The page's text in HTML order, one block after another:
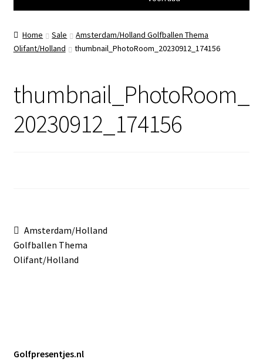
Golfbenodigdheden
Gadgets
Sale
Home Sale
Amsterdam/Holland Golfballen Thema
Olifant/Holland
thumbnail_PhotoRoom_20230912_174156
thumbnail_PhotoRoom_
20230912_174156
Bericht
navigatie
Vorig
bericht:
Amsterdam/Holland
Golfballen Thema
Olifant/Holland
Golfpresentjes.nl